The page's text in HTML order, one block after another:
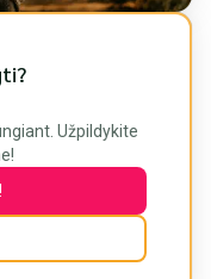
Užpildykite